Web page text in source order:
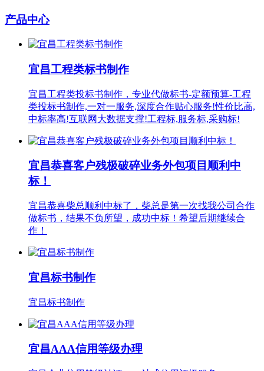
产品中心
宜昌工程类标书制作
宜昌工程类投标书制作，专业代做标书-定额预算-工程
类投标书制作,一对一服务,深度合作贴心服务!性价比高,
中标率高!互联网大数据支撑!工程标,服务标,采购标!
宜昌恭喜客户残极破碎业务外包项目顺利中
标！
宜昌恭喜柴总顺利中标了，柴总是第一次找我公司合作
做标书，结果不负所望，成功中标！希望后期继续合
作！
宜昌标书制作
宜昌标书制作
宜昌AAA信用等级办理